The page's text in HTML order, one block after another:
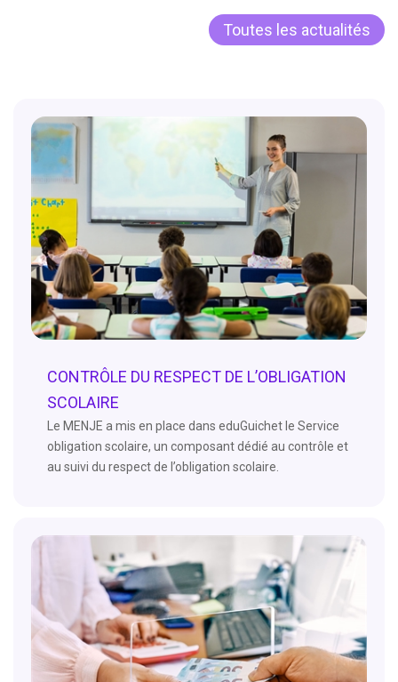
Toutes les actualités
CONTRÔLE DU RESPECT DE L’OBLIGATION
SCOLAIRE
Le MENJE a mis en place dans eduGuichet le Service
obligation scolaire, un composant dédié au contrôle et
au suivi du respect de l’obligation scolaire.